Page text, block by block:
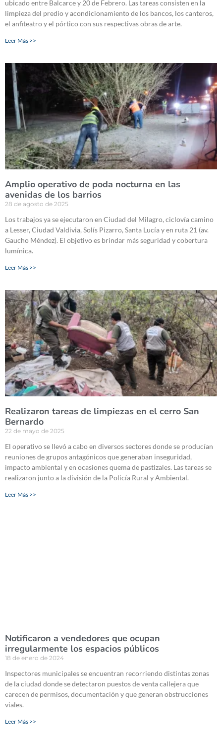
ubicado entre Balcarce y 20 de Febrero. Las tareas consisten en la
limpieza del predio y acondicionamiento de los bancos, los canteros,
el anfiteatro y el pórtico con sus respectivas obras de arte.
Leer Más >>
Amplio operativo de poda nocturna en las
avenidas de los barrios
28 de agosto de 2025
Los trabajos ya se ejecutaron en Ciudad del Milagro, ciclovía camino
a Lesser, Ciudad Valdivia, Solís Pizarro, Santa Lucía y en ruta 21 (av.
Gaucho Méndez). El objetivo es brindar más seguridad y cobertura
lumínica.
Leer Más >>
Realizaron tareas de limpiezas en el cerro San
Bernardo
22 de mayo de 2025
El operativo se llevó a cabo en diversos sectores donde se producían
reuniones de grupos antagónicos que generaban inseguridad,
impacto ambiental y en ocasiones quema de pastizales. Las tareas se
realizaron junto a la división de la Policía Rural y Ambiental.
Leer Más >>
Notificaron a vendedores que ocupan
irregularmente los espacios públicos
18 de enero de 2024
Inspectores municipales se encuentran recorriendo distintas zonas
de la ciudad donde se detectaron puestos de venta callejera que
carecen de permisos, documentación y que generan obstrucciones
viales.
Leer Más >>